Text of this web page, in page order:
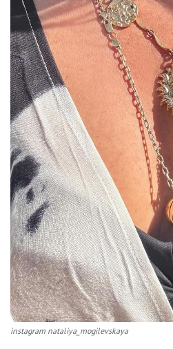
instagram nataliya_mogilevskaya